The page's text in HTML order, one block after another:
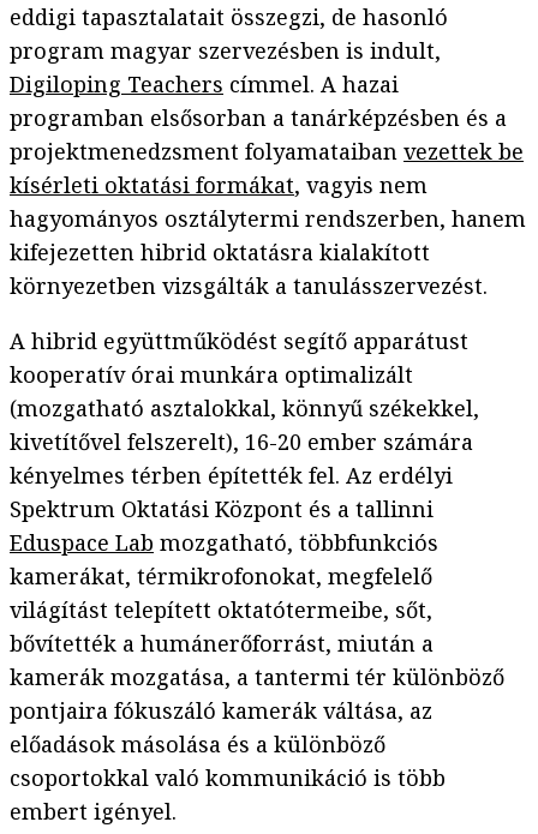
eddigi tapasztalatait összegzi, de hasonló
program magyar szervezésben is indult,
Digiloping Teachers címmel. A hazai
programban elsősorban a tanárképzésben és a
projektmenedzsment folyamataiban vezettek be
kísérleti oktatási formákat, vagyis nem
hagyományos osztálytermi rendszerben, hanem
kifejezetten hibrid oktatásra kialakított
környezetben vizsgálták a tanulásszervezést.
A hibrid együttműködést segítő apparátust
kooperatív órai munkára optimalizált
(mozgatható asztalokkal, könnyű székekkel,
kivetítővel felszerelt), 16-20 ember számára
kényelmes térben építették fel. Az erdélyi
Spektrum Oktatási Központ és a tallinni
Eduspace Lab mozgatható, többfunkciós
kamerákat, térmikrofonokat, megfelelő
világítást telepített oktatótermeibe, sőt,
bővítették a humánerőforrást, miután a
kamerák mozgatása, a tantermi tér különböző
pontjaira fókuszáló kamerák váltása, az
előadások másolása és a különböző
csoportokkal való kommunikáció is több
embert igényel.